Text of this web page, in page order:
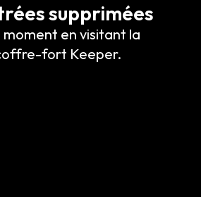
supprimées
en visitant la
fort Keeper.